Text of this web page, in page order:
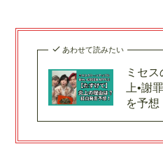
あわせて読みたい
ミセ
上•謝
を予想